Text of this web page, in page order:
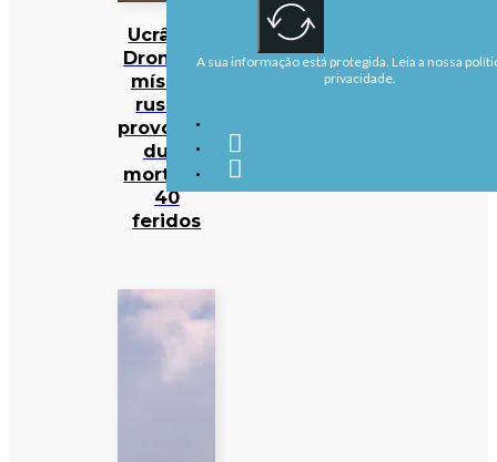
Ucrânia:
Drones e
mísseis
russos
provocam
duas
mortes e
40
feridos
A sua informação está protegida. Leia a nossa
privacidade.